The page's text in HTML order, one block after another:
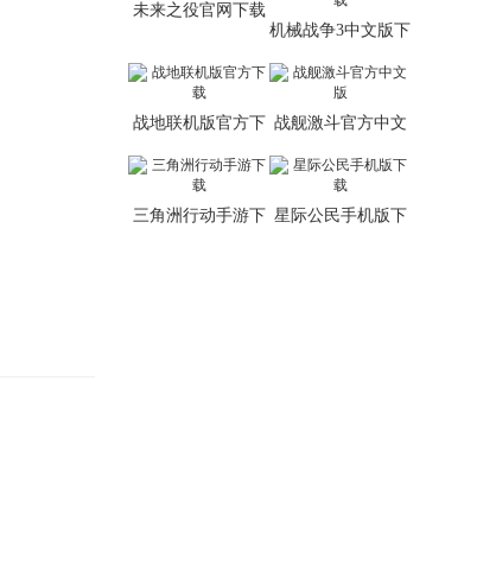
未来之役官网下载
机械战争3中文版下
战地联机版官方下 战舰激斗官方中文
三角洲行动手游下 星际公民手机版下